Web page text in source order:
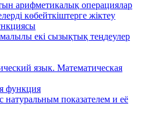
арифметикалық операциялар
көбейткіштерге жіктеу
екі сызықтық теңдеулер
язык. Математическая
функция
натуральным показателем и её